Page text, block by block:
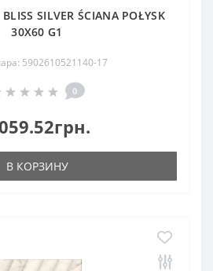
SILVER ŚCIANA POŁYSK
30X60 G1
5902610521140-17
0
В КОРЗИНУ